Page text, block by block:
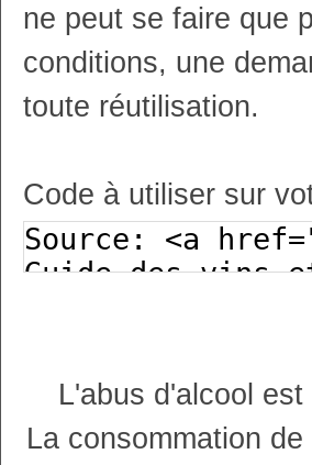
ne peut se faire que
conditions, une
toute réutilisation.
Code à utiliser sur
L'abus d'alcool
La consommation